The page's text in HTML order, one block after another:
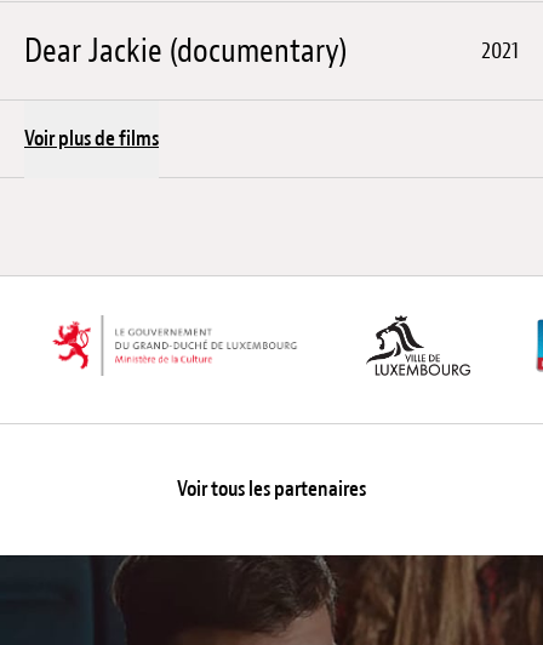
Dear Jackie (documentary) 2021
Voir plus de films
Voir tous les partenaires